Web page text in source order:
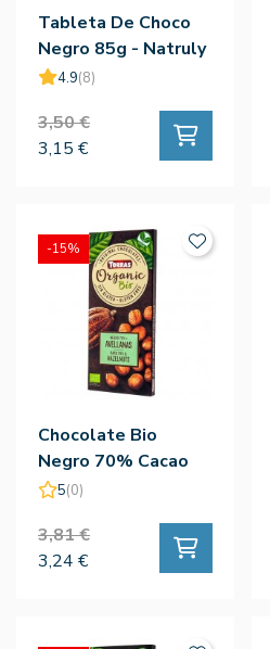
Tableta De Choco
Negro 85g - Natruly
4.9(8)
3,50 €
3,15 €
Chocolate Bio
Negro 70% Cacao
Con Avellanas -
5(0)
3,81 €
3,24 €
-15%